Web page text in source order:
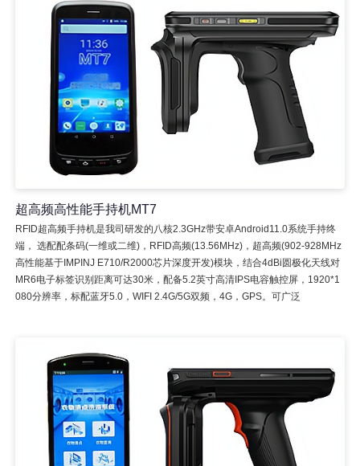
超高频高性能手持机MT7
RFID超高频手持机是我司研发的八核2.3GHz带安卓Android11.0系统手持终
端， 选配配条码(一维或二维)，RFID高频(13.56MHz)，超高频(902-928MHz
高性能基于IMPINJ E710/R2000芯片深度开发)模块，结合4dBi圆极化天线对
MR6电子标签识别距离可达30米，配备5.2英寸高清IPS电容触控屏，1920*1
080分辨率，标配蓝牙5.0，WIFI 2.4G/5G双频，4G，GPS。可广泛